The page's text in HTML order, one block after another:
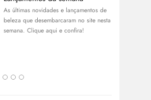
As últimas novidades e lançamentos de
beleza que desembarcaram no site nesta
semana. Clique aqui e confira!